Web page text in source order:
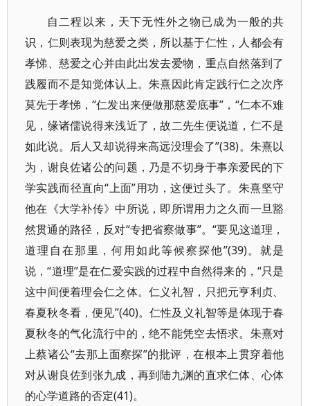
自二程以来，天下无性外之物已成为一般的共
识，仁则表现为慈爱之类，所以基于仁性，人都会有
孝悌、慈爱之心并由此出发去爱物，重点自然落到了
践履而不是知觉体认上。朱熹因此肯定践行仁之次序
莫先于孝悌，“仁发出来便做那慈爱底事”，“仁本不难
见，缘诸儒说得来浅近了，故二先生便说道，仁不是
如此说。后人又却说得来高远没理会了”(38)。朱熹以
为，谢良佐诸公的问题，乃是不切身于事亲爱民的下
学实践而径直向“上面”用功，这便过头了。朱熹坚守
他在《大学补传》中所说，即所谓用力之久而一旦豁
然贯通的路径，反对“专把省察做事”。“要见这道理，
道理自在那里，何用如此等候察探他”(39)。就是
说，“道理”是在仁爱实践的过程中自然得来的，“只是
这中间便着理会仁之体。仁义礼智，只把元亨利贞、
春夏秋冬看，便见”(40)。仁性及义礼智等是体现于春
夏秋冬的气化流行中的，绝不能凭空去悟求。朱熹对
上蔡诸公“去那上面察探”的批评，在根本上贯穿着他
对从谢良佐到张九成，再到陆九渊的直求仁体、心体
的心学道路的否定(41)。